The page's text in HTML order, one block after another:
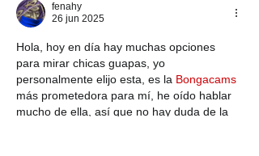
fenahy
26 jun 2025
Hola, hoy en día hay muchas opciones
para mirar chicas guapas, yo
personalmente elijo esta, es la Bongacams
más prometedora para mí, he oído hablar
mucho de ella, así que no hay duda de la